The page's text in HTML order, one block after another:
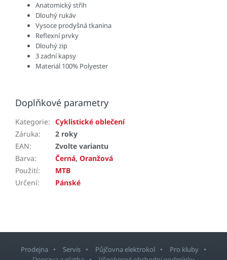
Anatomický střih
Dlouhý rukáv
Vysoce prodyšná tkanina
Reflexní prvky
Dlouhý zip
3 zadní kapsy
Materiál 100% Polyester
Doplňkové parametry
Kategorie: Cyklistické oblečení
Záruka:
2 roky
EAN:
Zvolte variantu
Barva: Černá, Oranžová
Použití:
MTB
Určení: Pánské
Prodejna Servis Půjčovna elektrokol
Pro kluby